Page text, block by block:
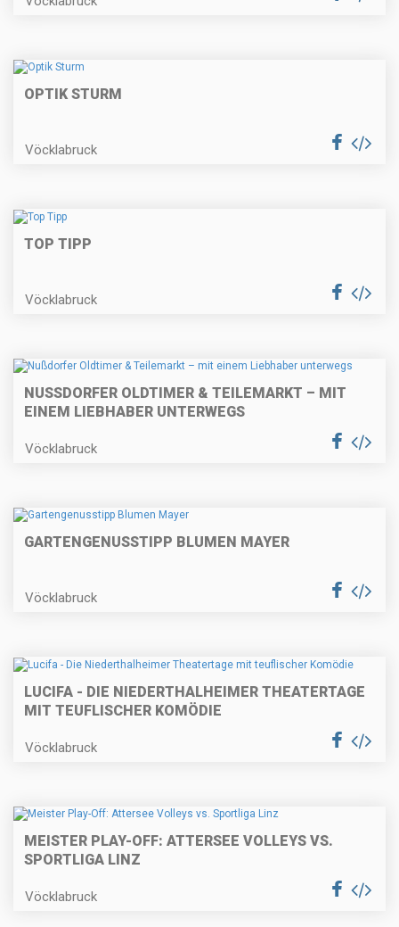
OPTIK STURM
Vöcklabruck
TOP TIPP
Vöcklabruck
NUSSDORFER OLDTIMER & TEILEMARKT – MIT E
INEM LIEBHABER UNTERWEGS
Vöcklabruck
GARTENGENUSSTIPP BLUMEN MAYER
Vöcklabruck
LUCIFA - DIE NIEDERTHALHEIMER THEATERTAGE
MIT TEUFLISCHER KOMÖDIE
Vöcklabruck
MEISTER PLAY-OFF: ATTERSEE VOLLEYS VS.
SPORTLIGA LINZ
Vöcklabruck